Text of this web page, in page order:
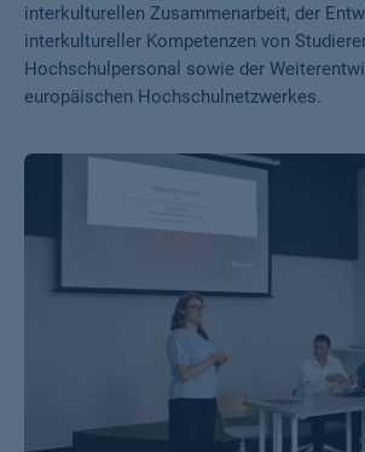
interkulturellen Zusammenarbeit, der
interkultureller Kompetenzen von
Hochschulpersonal sowie der
europäischen Hochschulnetzwerkes.